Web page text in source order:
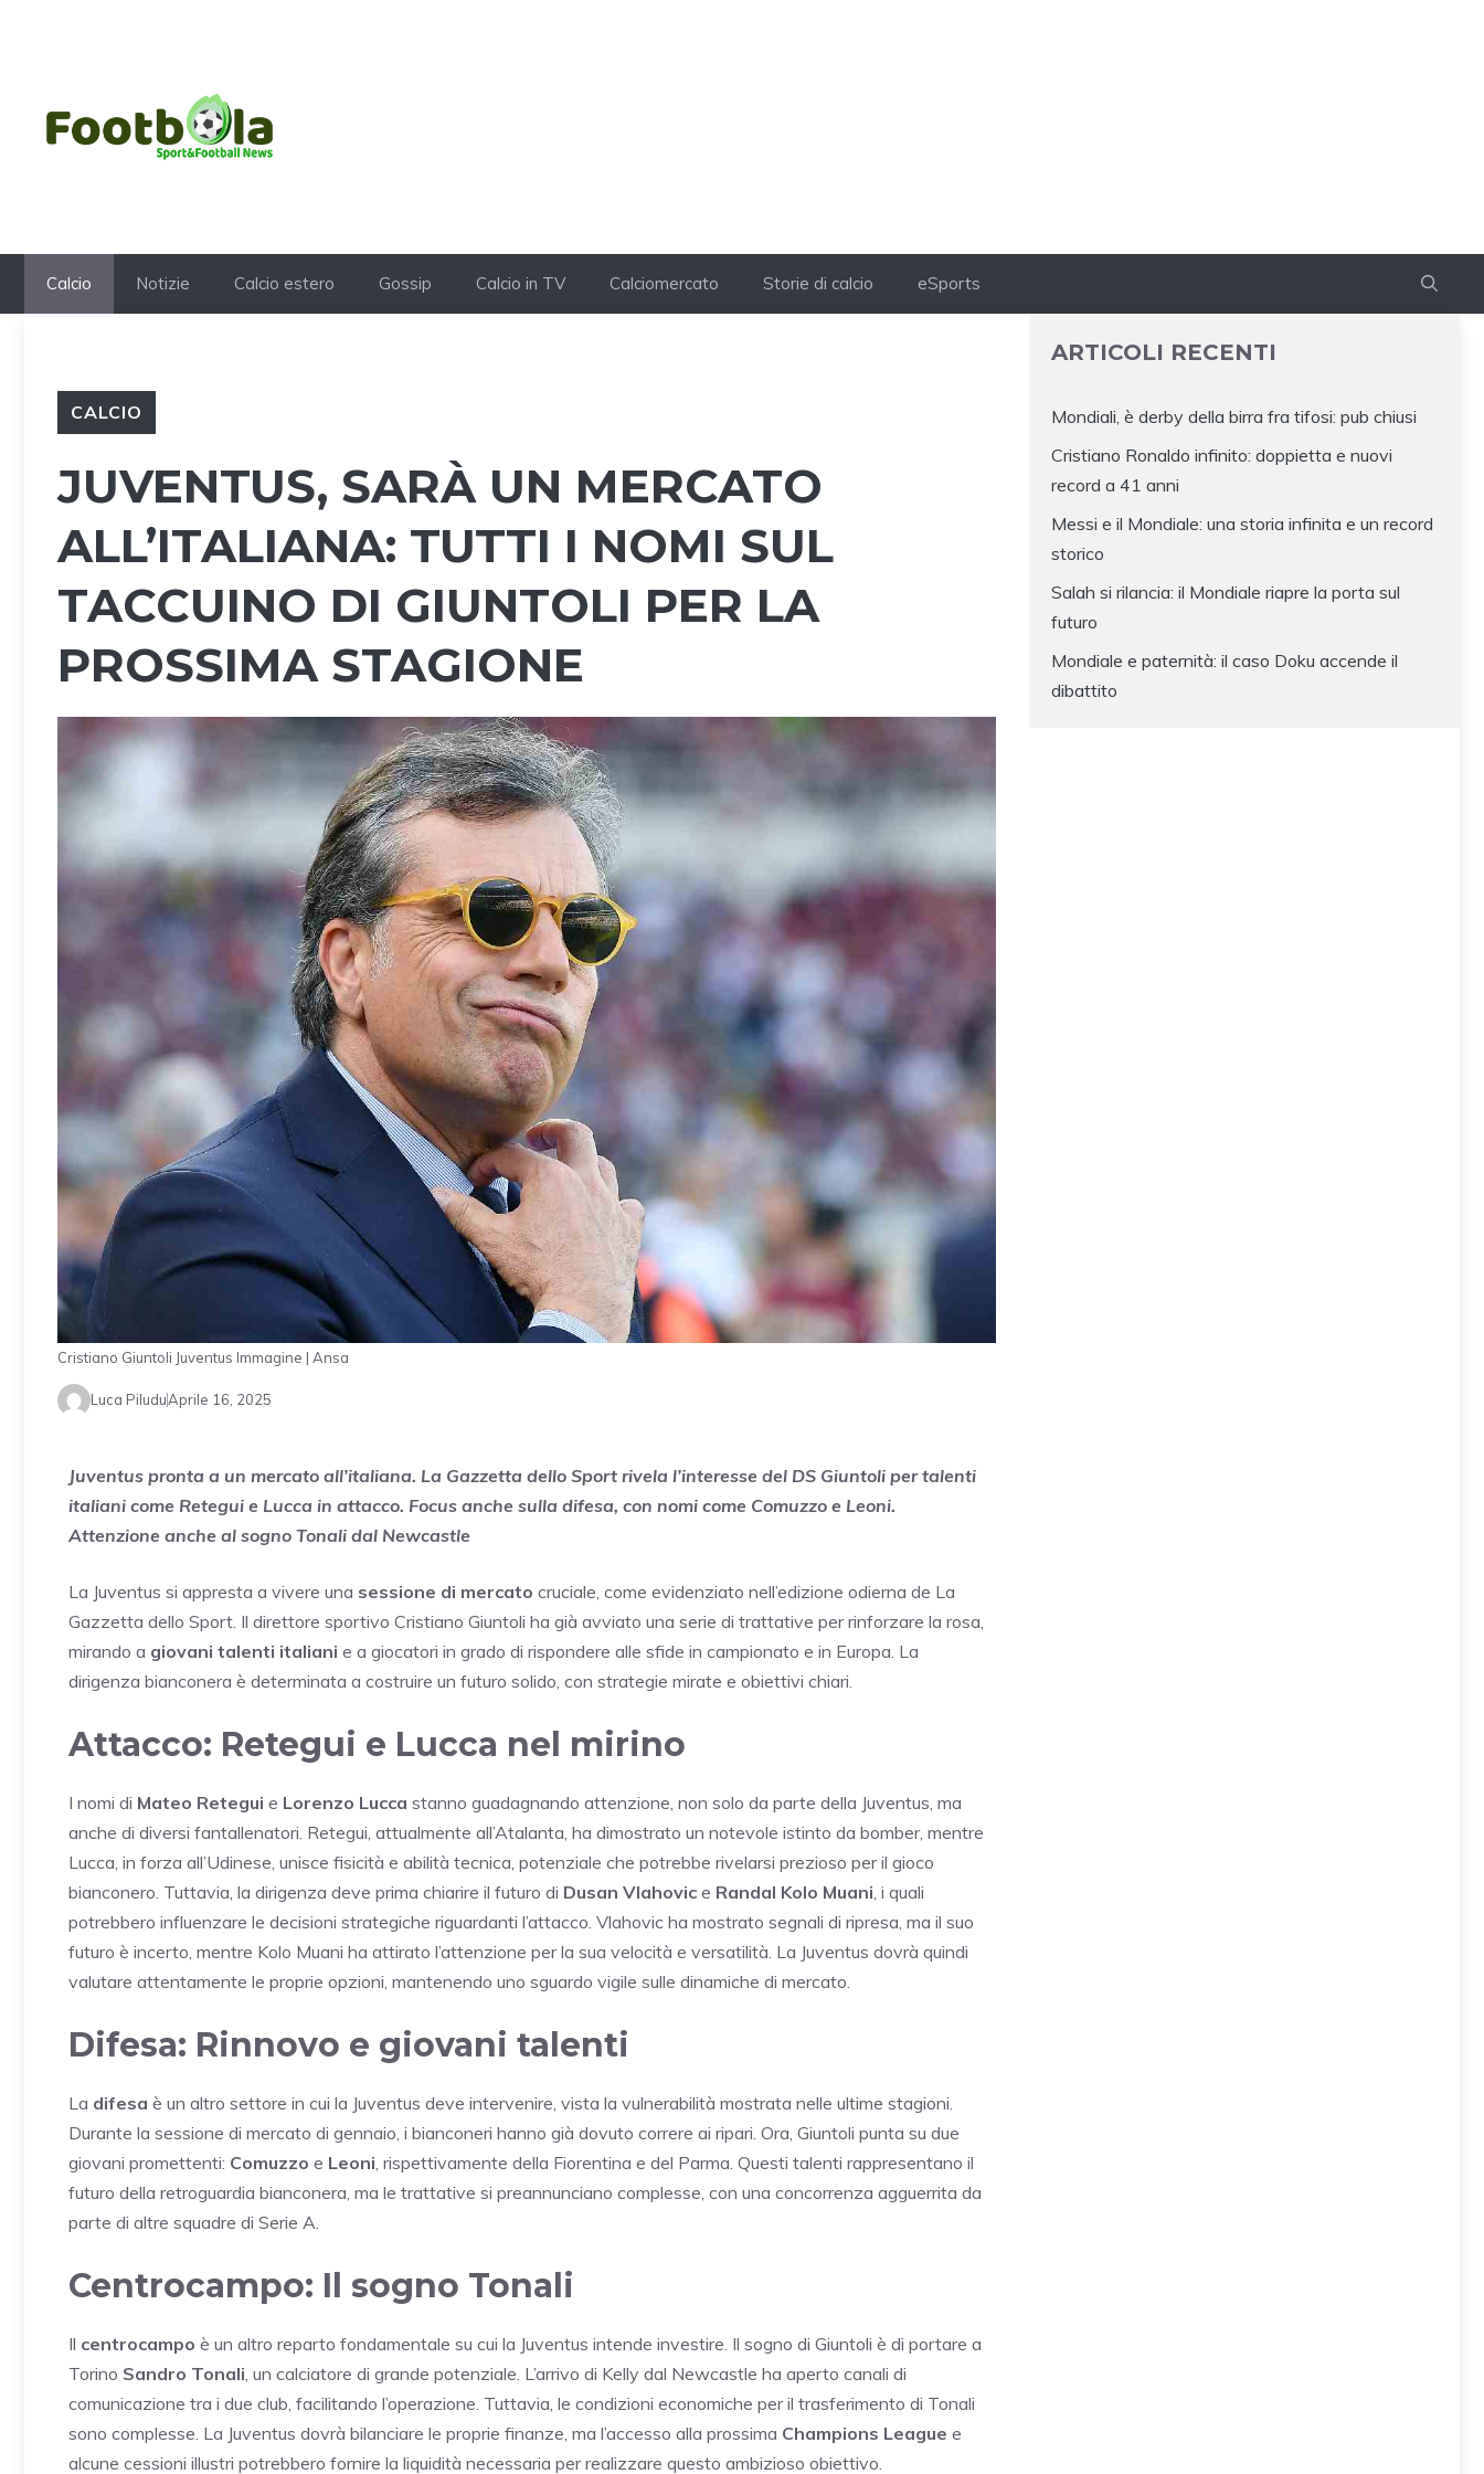
Calcio Notizie Calcio estero Gossip Calcio in TV Calciomercato Storie di calcio eSports
CALCIO
JUVENTUS, SARÀ UN MERCATO
ALL’ITALIANA: TUTTI I NOMI SUL
TACCUINO DI GIUNTOLI PER LA
PROSSIMA STAGIONE
Cristiano Giuntoli Juventus Immagine | Ansa
Luca PiluduAprile 16, 2025
Juventus pronta a un mercato all’italiana. La Gazzetta dello Sport rivela l’interesse del DS Giuntoli per talenti
italiani come Retegui e Lucca in attacco. Focus anche sulla difesa, con nomi come Comuzzo e Leoni.
Attenzione anche al sogno Tonali dal Newcastle
La Juventus si appresta a vivere una sessione di mercato cruciale, come evidenziato nell’edizione odierna de La
Gazzetta dello Sport. Il direttore sportivo Cristiano Giuntoli ha già avviato una serie di trattative per rinforzare la rosa,
mirando a giovani talenti italiani e a giocatori in grado di rispondere alle sfide in campionato e in Europa. La
dirigenza bianconera è determinata a costruire un futuro solido, con strategie mirate e obiettivi chiari.
Attacco: Retegui e Lucca nel mirino
I nomi di Mateo Retegui e Lorenzo Lucca stanno guadagnando attenzione, non solo da parte della Juventus, ma
anche di diversi fantallenatori. Retegui, attualmente all’Atalanta, ha dimostrato un notevole istinto da bomber, mentre
Lucca, in forza all’Udinese, unisce fisicità e abilità tecnica, potenziale che potrebbe rivelarsi prezioso per il gioco
bianconero. Tuttavia, la dirigenza deve prima chiarire il futuro di Dusan Vlahovic e Randal Kolo Muani , i quali
potrebbero influenzare le decisioni strategiche riguardanti l’attacco. Vlahovic ha mostrato segnali di ripresa, ma il suo
futuro è incerto, mentre Kolo Muani ha attirato l’attenzione per la sua velocità e versatilità. La Juventus dovrà quindi
valutare attentamente le proprie opzioni, mantenendo uno sguardo vigile sulle dinamiche di mercato.
Difesa: Rinnovo e giovani talenti
La difesa è un altro settore in cui la Juventus deve intervenire, vista la vulnerabilità mostrata nelle ultime stagioni.
Durante la sessione di mercato di gennaio, i bianconeri hanno già dovuto correre ai ripari. Ora, Giuntoli punta su due
giovani promettenti: Comuzzo e Leoni , rispettivamente della Fiorentina e del Parma. Questi talenti rappresentano il
futuro della retroguardia bianconera, ma le trattative si preannunciano complesse, con una concorrenza agguerrita da
parte di altre squadre di Serie A.
Centrocampo: Il sogno Tonali
Il centrocampo è un altro reparto fondamentale su cui la Juventus intende investire. Il sogno di Giuntoli è di portare a
Torino Sandro Tonali , un calciatore di grande potenziale. L’arrivo di Kelly dal Newcastle ha aperto canali di
comunicazione tra i due club, facilitando l’operazione. Tuttavia, le condizioni economiche per il trasferimento di Tonali
sono complesse. La Juventus dovrà bilanciare le proprie finanze, ma l’accesso alla prossima Champions League e
alcune cessioni illustri potrebbero fornire la liquidità necessaria per realizzare questo ambizioso obiettivo.
ARTICOLI RECENTI
Mondiali, è derby della birra fra tifosi: pub chiusi
Cristiano Ronaldo infinito: doppietta e nuovi
record a 41 anni
Messi e il Mondiale: una storia infinita e un record
storico
Salah si rilancia: il Mondiale riapre la porta sul
futuro
Mondiale e paternità: il caso Doku accende il
dibattito